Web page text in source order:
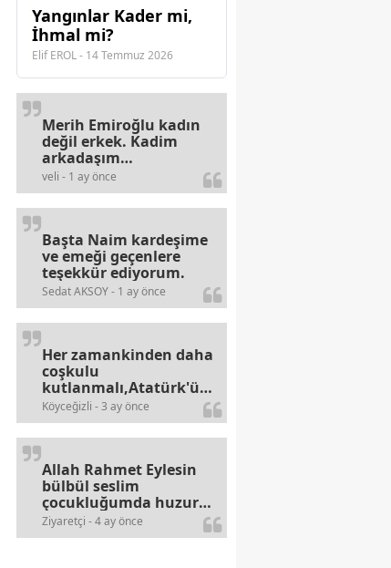
Yangınlar Kader mi,
İhmal mi?
Elif EROL - 14 Temmuz 2026
veli - 1 ay önce
Merih Emiroğlu kadın
değil erkek. Kadim
arkadaşım
haberinizdeki hataya
gayb den
gülümsüyordur.
Sedat AKSOY - 1 ay önce
Başta Naim kardeşime
ve emeği geçenlere
teşekkür ediyorum.
Köyceğizli - 3 ay önce
Her zamankinden daha
coşkulu
kutlanmalı,Atatürk'ün
bayramlarına olan
alerjileri bitmez,bahane
arayan illaki bulur.
Ziyaretçi - 4 ay önce
Allah Rahmet Eylesin
bülbül seslim
çocukluğumda huzur
olurdu evimize.
Ablamla bağıra bağıra